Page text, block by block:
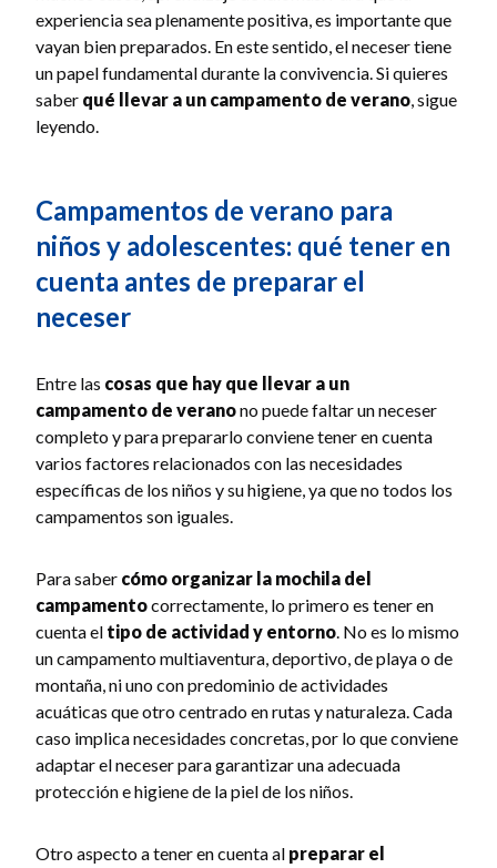
experiencia sea plenamente positiva, es importante que
vayan bien preparados. En este sentido, el neceser tiene
un papel fundamental durante la convivencia. Si quieres
saber qué llevar a un campamento de verano, sigue
leyendo.
Campamentos de verano para
niños y adolescentes: qué tener en
cuenta antes de preparar el
neceser
Entre las cosas que hay que llevar a un
campamento de veranono puede faltar un neceser
completo y para prepararlo conviene tener en cuenta
varios factores relacionados con las necesidades
específicas de los niños y su higiene, ya que no todos los
campamentos son iguales.
Para saber cómo organizar la mochila del
campamentocorrectamente, lo primero es tener en
cuenta el tipo de actividad y entorno. No es lo mismo
un campamento multiaventura, deportivo, de playa o de
montaña, ni uno con predominio de actividades
acuáticas que otro centrado en rutas y naturaleza. Cada
caso implica necesidades concretas, por lo que conviene
adaptar el neceser para garantizar una adecuada
protección e higiene de la piel de los niños.
Otro aspecto a tener en cuenta al preparar el